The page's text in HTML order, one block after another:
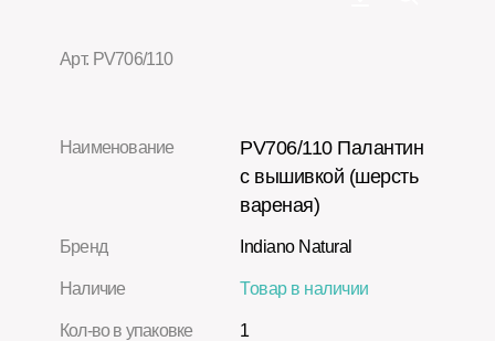
Арт. PV706/110
Наименование
PV706/110 Палантин
с вышивкой (шерсть
вареная)
Бренд Indiano Natural
Наличие Товар в наличии
Кол-во в упаковке 1